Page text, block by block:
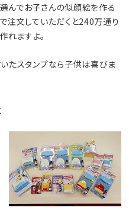
んでお子さんの似顔絵を作る
注文していただくと240万通り
ますよ。
たスタンプなら子供は喜びま